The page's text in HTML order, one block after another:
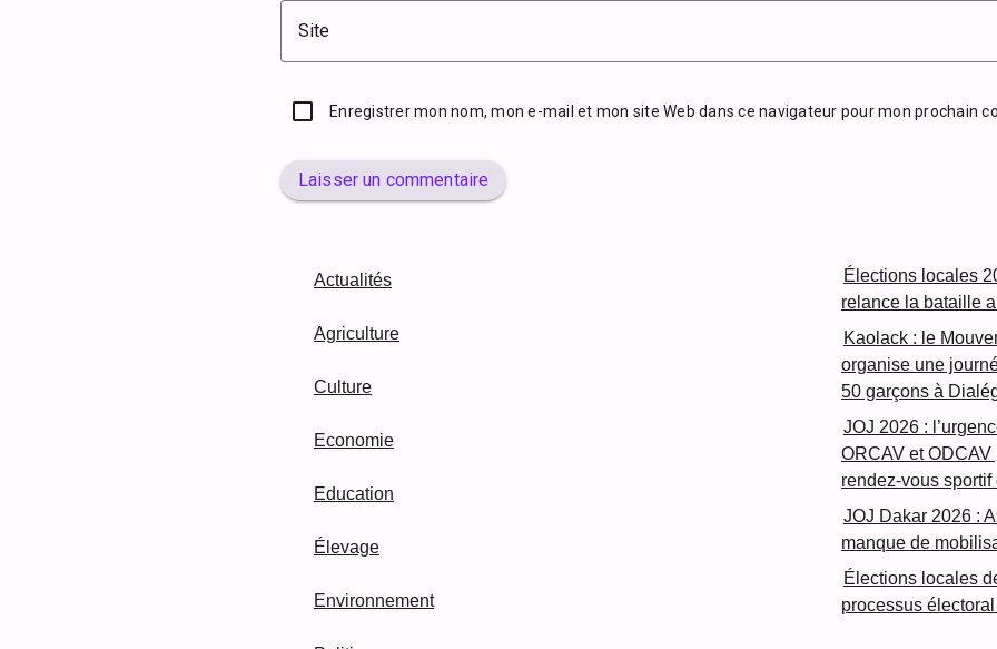
Site
Enregistrer mon nom, mon e-mail et mon site Web dans ce navigateur pour mon prochain
Laisser un commentaire
Actualités
Agriculture
Culture
Economie
Education
Élevage
Environnement
Élections locales
relance la bataille
Kaolack : le
organise une
50 garçons à
JOJ 2026 :
ORCAV et
rendez-vous sportif
JOJ Dakar 2026 :
manque de
Élections locales
processus